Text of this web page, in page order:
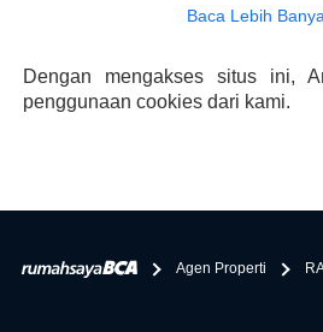
konsultasi mengenai KPR,
memberikan keuntungan yang
pengajuan KPR BCA juga sangat
tentang properti disini BCA
bertanggung jawab terhadap
Baca Lebih
Dengan mengakses situs ini,
penggunaan cookies dari kami.
Agen Properti